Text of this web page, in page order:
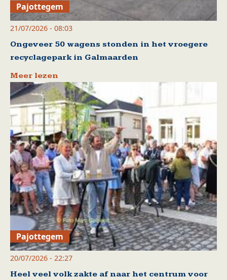
Pajottegem
21/07/2026 - 08:03
Ongeveer 50 wagens stonden in het vroegere
recyclagepark in Galmaarden
Meer lezen
Pajottegem
20/07/2026 - 22:27
Heel veel volk zakte af naar het centrum voor